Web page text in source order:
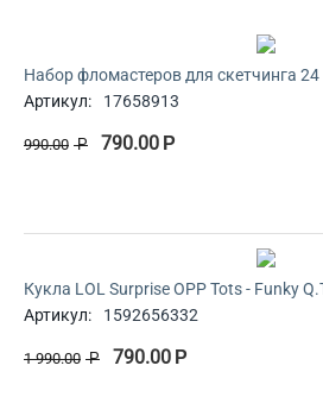
Набор фломастеров для скетчинга 24
Артикул:
17658913
990.00 Р 790.00 Р
Кукла LOL Surprise OPP Tots - Funky
Артикул:
1592656332
1 990.00 Р 790.00 Р